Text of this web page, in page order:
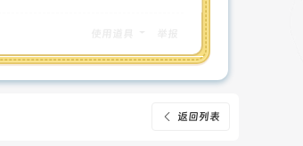
返回列表